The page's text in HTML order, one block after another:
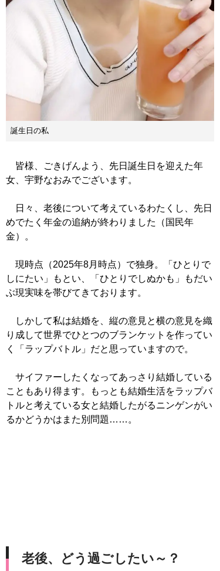
誕生日の私
皆様、ごきげんよう、先日誕生日を迎えた年
女、宇野なおみでございます。
日々、老後について考えているわたくし、先日
めでたく年金の追納が終わりました（国民年
金）。
現時点（2025年8月時点）で独身。「ひとりで
しにたい」もとい、「ひとりでしぬかも」もだい
ぶ現実味を帯びてきております。
しかして私は結婚を、縦の意見と横の意見を織
り成して世界でひとつのブランケットを作ってい
く「ラップバトル」だと思っていますので。
サイファーしたくなってあっさり結婚している
こともあり得ます。もっとも結婚生活をラップバ
トルと考えている女と結婚したがるニンゲンがい
るかどうかはまた別問題……。
老後、どう過ごしたい～？